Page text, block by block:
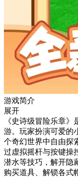
游戏简介
展开
《史诗级冒险乐章
游。玩家扮演可爱的
个奇幻世界中自由探
过虚拟摇杆与按键操
潜水等技巧，解开隐
购买道具、解锁各式